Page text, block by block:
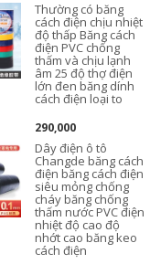
Thường có băng
cách điện chịu nhiệt
độ thấp Băng cách
điện PVC chống
thấm và chịu lạnh
âm 25 độ thợ điện
lớn đen băng dính
cách điện loại to
290,000
Dây điện ô tô
Changde băng cách
điện băng cách điện
siêu mỏng chống
cháy băng chống
thấm nước PVC điện
nhiệt độ cao độ
nhớt cao băng keo
cách điện